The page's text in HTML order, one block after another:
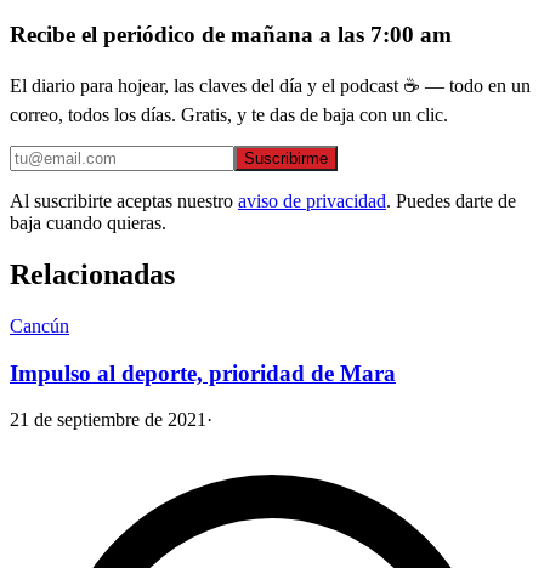
Recibe el periódico de mañana a las 7:00 am
El diario para hojear, las claves del día y el podcast ☕ — todo en un
correo, todos los días. Gratis, y te das de baja con un clic.
Suscribirme
Al suscribirte aceptas nuestro aviso de privacidad. Puedes darte de
baja cuando quieras.
Relacionadas
Cancún
Impulso al deporte, prioridad de Mara
21 de septiembre de 2021 ·